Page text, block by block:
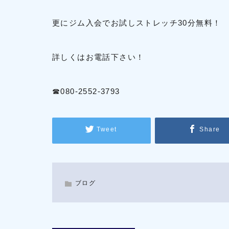
更にジム入会でお試しストレッチ30分無料！
詳しくはお電話下さい！
☎080-2552-3793
Tweet Share
ブログ